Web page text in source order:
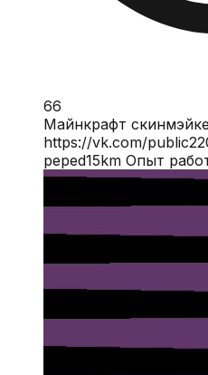
66
Майнкрафт
https://vk.com/
peped15km Опыт